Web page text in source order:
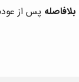
بلافاصله پس از